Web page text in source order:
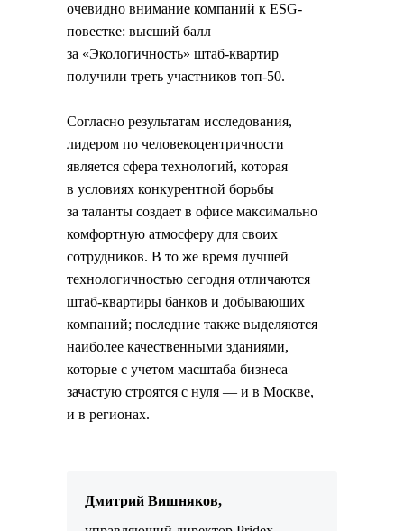
очевидно внимание компаний к ESG-
повестке: высший балл
за «Экологичность» штаб-квартир
получили треть участников топ-50.
Согласно результатам исследования,
лидером по человекоцентричности
является сфера технологий, которая
в условиях конкурентной борьбы
за таланты создает в офисе максимально
комфортную атмосферу для своих
сотрудников. В то же время лучшей
технологичностью сегодня отличаются
штаб-квартиры банков и добывающих
компаний; последние также выделяются
наиболее качественными зданиями,
которые с учетом масштаба бизнеса
зачастую строятся с нуля — и в Москве,
и в регионах.
Дмитрий Вишняков,